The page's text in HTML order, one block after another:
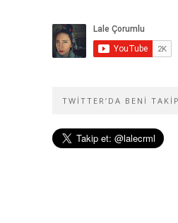
TWITTER’DA BENI